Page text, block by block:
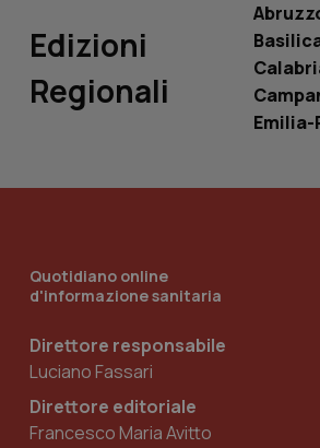
Edizioni
Regionali
Emilia-
Quotidiano online
d'informazione sanitaria
Direttore responsabile
Luciano Fassari
Direttore editoriale
Francesco Maria Avitto